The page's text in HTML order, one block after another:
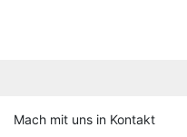
Mach mit uns in Kontakt